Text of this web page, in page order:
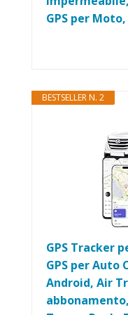
GPS per
BESTSELLER N. 2
GPS Tracker
GPS per Auto
Android, Air